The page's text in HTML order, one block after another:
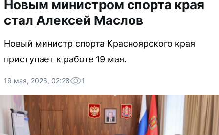
Новым министром спорта края
стал Алексей Маслов
Новый министр спорта Красноярского края
приступает к работе 19 мая.
19 мая, 2026, 02:28 1